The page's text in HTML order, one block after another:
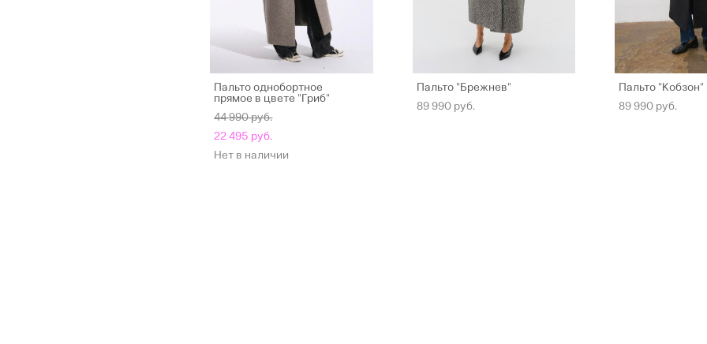
Пальто однобортное
прямое в цвете "Гриб"
44 990 pуб.
22 495 pуб.
Нет в наличии
Пальто "Брежнев"
89 990 pуб.
Пальто "Кобзон"
89 990 pуб.